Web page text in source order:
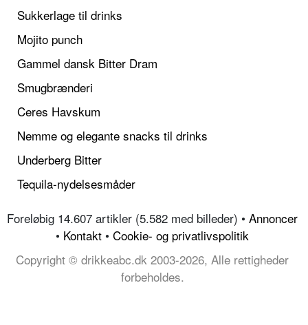
Sukkerlage til drinks
Mojito punch
Gammel dansk Bitter Dram
Smugbrænderi
Ceres Havskum
Nemme og elegante snacks til drinks
Underberg Bitter
Tequila-nydelsesmåder
Foreløbig 14.607 artikler (5.582 med billeder) • Annoncer
• Kontakt • Cookie- og privatlivspolitik
Copyright © drikkeabc.dk 2003-2026, Alle rettigheder
forbeholdes.